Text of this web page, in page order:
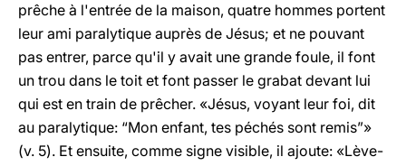
prêche à l'entrée de la maison, quatre hommes portent
leur ami paralytique auprès de Jésus; et ne pouvant
pas entrer, parce qu'il y avait une grande foule, il font
un trou dans le toit et font passer le grabat devant lui
qui est en train de prêcher. «Jésus, voyant leur foi, dit
au paralytique: “Mon enfant, tes péchés sont remis”»
(v. 5). Et ensuite, comme signe visible, il ajoute: «Lève-